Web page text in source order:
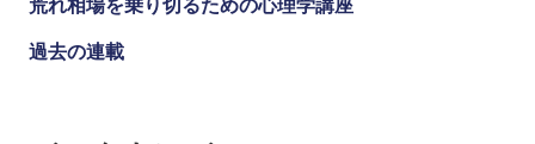
荒れ相場を乗り切るための心理学講座
過去の連載